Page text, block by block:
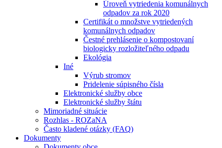
Úroveň vytriedenia komunálnych
odpadov za rok 2020
Certifikát o množstve vytriedených
komunálnych odpadov
Čestné prehlásenie o kompostovaní
biologicky rozložiteľného odpadu
Ekológia
Iné
Výrub stromov
Pridelenie súpisného čísla
Elektronické služby obce
Elektronické služby štátu
Mimoriadné situácie
Rozhlas - ROZaNA
Často kladené otázky (FAQ)
Dokumenty